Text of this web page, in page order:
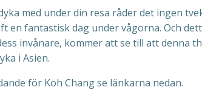
med under din resa råder det ingen
en fantastisk dag under vågorna. Och
invånare, kommer att se till att denna
i Asien.
för Koh Chang se länkarna nedan.